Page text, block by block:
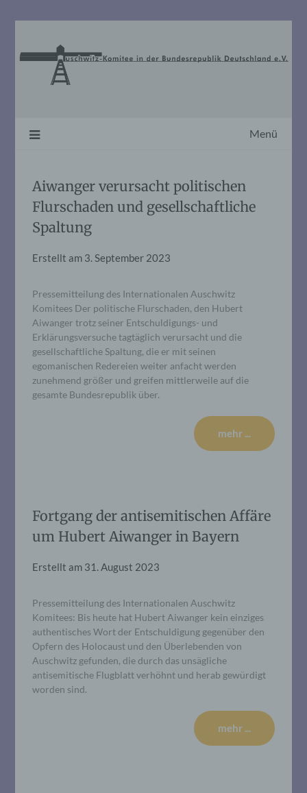
Menü
Aiwanger verursacht politischen
Flurschaden und gesellschaftliche
Spaltung
Erstellt am 3. September 2023
Pressemitteilung des Internationalen Auschwitz
Komitees Der politische Flurschaden, den Hubert
Aiwanger trotz seiner Entschuldigungs- und
Erklärungsversuche tagtäglich verursacht und die
gesellschaftliche Spaltung, die er mit seinen
egomanischen Redereien weiter anfacht werden
zunehmend größer und greifen mittlerweile auf die
gesamte Bundesrepublik über.
mehr ...
Fortgang der antisemitischen Affäre
um Hubert Aiwanger in Bayern
Erstellt am 31. August 2023
Pressemitteilung des Internationalen Auschwitz
Komitees: Bis heute hat Hubert Aiwanger kein einziges
authentisches Wort der Entschuldigung gegenüber den
Opfern des Holocaust und den Überlebenden von
Auschwitz gefunden, die durch das unsägliche
antisemitische Flugblatt verhöhnt und herab gewürdigt
worden sind.
mehr ...